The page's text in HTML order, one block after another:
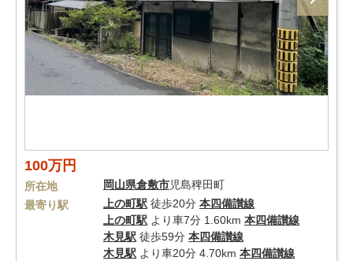
100万円
所在地 岡山県倉敷市児島稗田町
最寄り駅
上の町駅 徒歩20分 本四備讃線
上の町駅 より車7分 1.60km 本四備讃線
木見駅 徒歩59分 本四備讃線
木見駅 より車20分 4.70km 本四備讃線